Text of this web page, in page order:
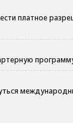
платное